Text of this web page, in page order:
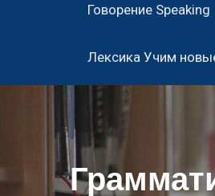
Говорение Speaking
Лексика Учим